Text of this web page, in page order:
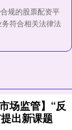
规的股票配资平
符合相关法律法
场监管】“反
出新课题